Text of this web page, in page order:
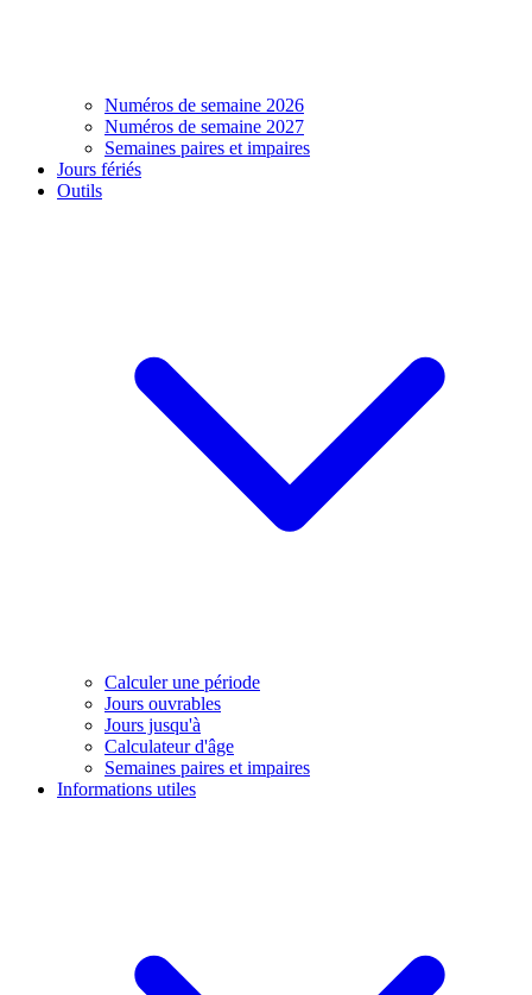
Numéros de semaine 2026
Numéros de semaine 2027
Semaines paires et impaires
Jours fériés
Outils
Calculer une période
Jours ouvrables
Jours jusqu'à
Calculateur d'âge
Semaines paires et impaires
Informations utiles